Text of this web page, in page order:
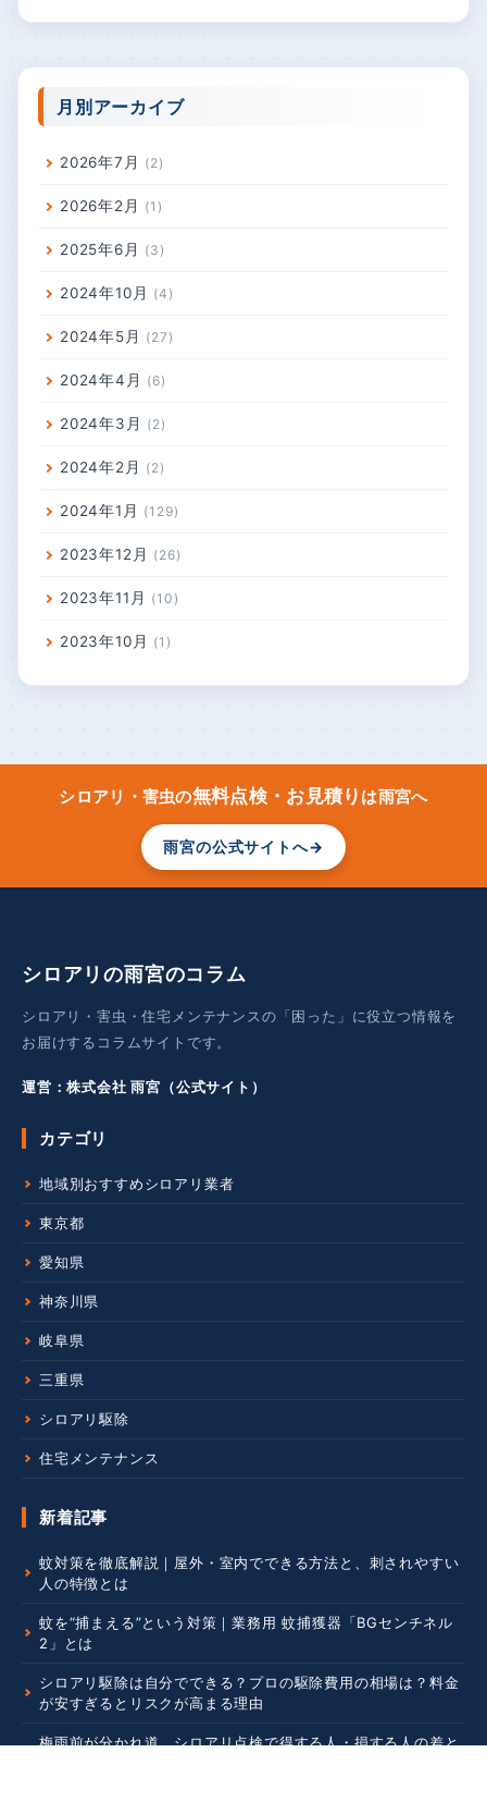
月別アーカイブ
2026年7月 2
2026年2月 1
2025年6月 3
2024年10月 4
2024年5月 27
2024年4月 6
2024年3月 2
2024年2月 2
2024年1月 129
2023年12月 26
2023年11月 10
2023年10月 1
シロアリ・害虫の無料点検・お見積り は雨宮へ
雨宮の公式サイトへ→
シロアリの雨宮のコラム
シロアリ・害虫・住宅メンテナンスの「困った」に役立つ情報を
お届けするコラムサイトです。
運営：株式会社 雨宮（公式サイト）
カテゴリ
地域別おすすめシロアリ業者
東京都
愛知県
神奈川県
岐阜県
三重県
シロアリ駆除
住宅メンテナンス
新着記事
蚊対策を徹底解説｜屋外・室内でできる方法と、刺されやすい
人の特徴とは
蚊を“捕まえる”という対策｜業務用 蚊捕獲器「BGセンチネル
2」とは
シロアリ駆除は自分でできる？プロの駆除費用の相場は？料金
が安すぎるとリスクが高まる理由
梅雨前が分かれ道。シロアリ点検で得する人・損する人の差と